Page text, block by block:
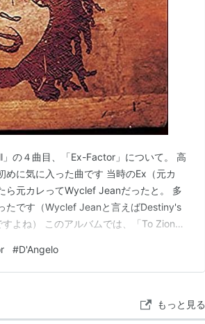
の４曲目、「Ex-Factor」について。 高
に気に入った曲です 当時のEx（元カ
ら元カレってWyclef Jeanだったと。 多
たです（Wyclef Jeanと言えばDestiny's
よね） このアルバムでは、「To Zion」
#D'Angelo
もっと見る